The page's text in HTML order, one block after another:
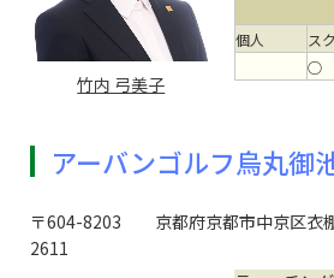
竹内 弓美子
個人
ス
○
アーバンゴルフ烏丸御
〒604-8203 京都府京都市中京区衣
2611